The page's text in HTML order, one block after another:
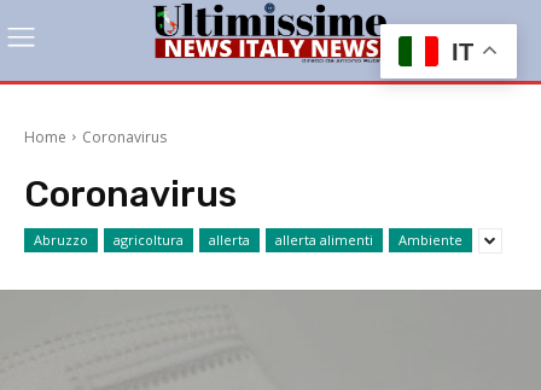
Home Coronavirus
Coronavirus
Abruzzo agricoltura allerta allerta alimenti Ambiente
IT